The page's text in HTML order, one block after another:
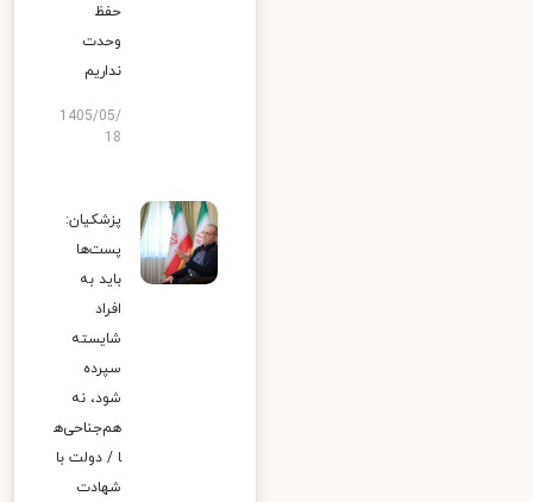
حفظ
وحدت
نداریم
1405/05/
18
پزشکیان:
پست‌ها
باید به
افراد
شایسته
سپرده
شود، نه
هم‌جناحی‌ه
ا / دولت با
شهادت